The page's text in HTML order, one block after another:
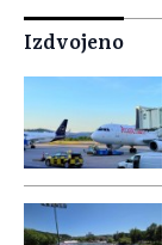
Izdvojeno